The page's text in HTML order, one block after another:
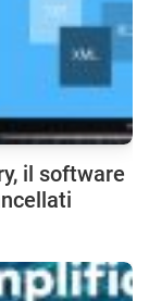
il software